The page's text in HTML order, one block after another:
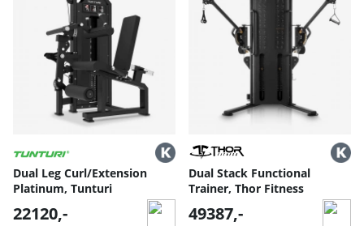
Dual Leg Curl/Extension
Platinum, Tunturi
22120,-
Dual Stack Functional
Trainer, Thor Fitness
49387,-